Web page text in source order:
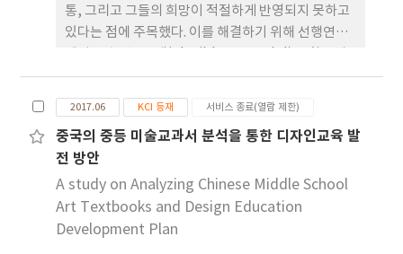
시관 내 사진 촬영 허용 및 체험이 자유로운 관람 문화
로 변화를 일으켰다. 셋째 모리미술관은 내부의 커뮤
사진 및 게시 순서 관리하고 있다. 그리고 테이트 미술
관은 일관성 있는 브랜딩으로 품질 보증하여 신뢰감
을 높이는 작업을 먼저 하였다. 둘째 테이트 디지털팀
은 Facebook과 Tate Modern 홈페이지 긴밀하게
연결시키는 SNS전략을 활용했다. 셋째 테이트는 전
세계 관객을 대상으로하는 질문 이벤트, 동반성장 전
략을 활용한다. 모리미술관과 테이트모던이 이렇게
국제적으로 높은 대중적 인기를 갖추게 된 데에는
통, 그리고 그들의 희망이 적절하게 반영되지 못하고
있다는 점에 주목했다. 이를 해결하기 위해 선행연구
커뮤니티 아트 지향의 공공벽화 디자인패턴 개발과정
을 체계화한 다음, 그 유용성을 검토한 것이다. 연구는
커뮤니티 아트와 공공벽화에 대한 이론적 고찰, F모
델을 응용해 주민들의 디자인 참여와 소통을 활성화
할 수 있는 디자인패턴 개발 프로세스로의 형식화, 학
생들을 대상으로 한 디자인워크숍과 설문조사 등의
방법을 통해 이루어졌다. 워크숍 결과 확인할 수 있는
것은 디자인패턴 개발과정 자체를 재미있어한다는 점
2017.06 KCI 등재 서비스 종료(열람 제한)
중국의 중등 미술교과서 분석을 통한 디자인교육 발
전 방안
A study on Analyzing Chinese Middle School
Art Textbooks and Design Education
Development Plan